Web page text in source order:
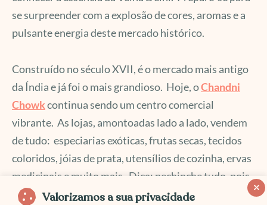
Valorizamos a sua privacidade
se surpreender com a explosão de cores, aromas e a
pulsante energia deste mercado histórico.
Construído no século XVII, é o mercado mais antigo
da Índia e já foi o mais grandioso. Hoje, oChandni
Chowkcontinua sendo um centro comercial
vibrante. As lojas, amontoadas lado a lado, vendem
de tudo: especiarias exóticas, frutas secas, tecidos
coloridos, jóias de prata, utensílios de cozinha, ervas
medicinais e muito mais. Dica: pechinche tudo, pois
é parte da cultura local!